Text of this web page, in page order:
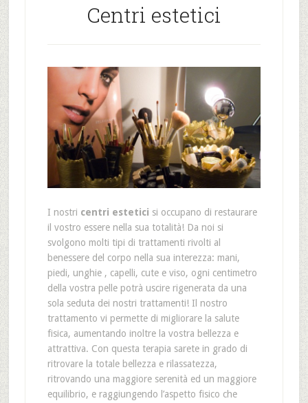
Centri estetici
I nostri centri estetici si occupano di restaurare
il vostro essere nella sua totalità! Da noi si
svolgono molti tipi di trattamenti rivolti al
benessere del corpo nella sua interezza: mani,
piedi, unghie , capelli, cute e viso, ogni centimetro
della vostra pelle potrà uscire rigenerata da una
sola seduta dei nostri trattamenti! Il nostro
trattamento vi permette di migliorare la salute
fisica, aumentando inoltre la vostra bellezza e
attrattiva. Con questa terapia sarete in grado di
ritrovare la totale bellezza e rilassatezza,
ritrovando una maggiore serenità ed un maggiore
equilibrio, e raggiungendo l’aspetto fisico che